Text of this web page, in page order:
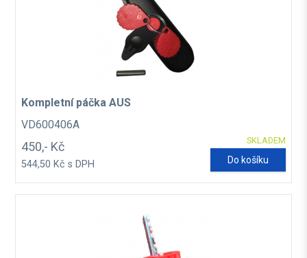
Kompletní páčka AUS
VD600406A
SKLADEM
450,- Kč
544,50 Kč s DPH Do košíku